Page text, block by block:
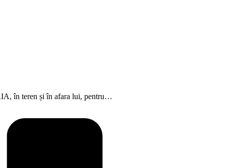
în teren și în afara lui, pentru…